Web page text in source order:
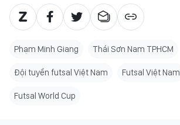
Phạm Minh Giang Thái Sơn Nam TPHCM
Đội tuyển futsal Việt Nam Futsal Việt Nam
Futsal World Cup